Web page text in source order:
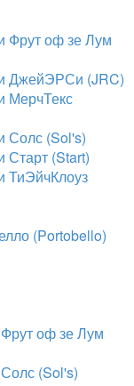
Фрут оф зе Лум
ДжейЭРСи (JRC)
МерчТекс
Солс (Sol's)
Старт (Start)
ТиЭйчКлоуз
(Portobello)
оф зе Лум
(Sol's)